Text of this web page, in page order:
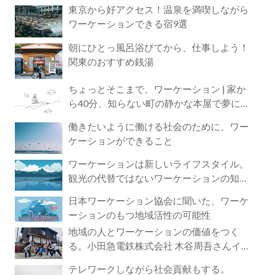
東京から好アクセス！温泉を満喫しながら
ワーケーションできる宿9選
朝にひとっ風呂浴びてから、仕事しよう！
関東のおすすめ銭湯
ちょっとそこまで、ワーケーション | 家か
ら40分、知らない町の静かな本屋で夢に近
働きたいように働ける社会のために、ワー
ケーションができること
ワーケーションは新しいライフスタイル。
観光の代替ではないワーケーションの知ら
日本ワーケーション協会に聞いた、ワーケ
ーションのもつ地域活性の可能性
地域の人とワーケーションの価値をつく
る。小田急電鉄株式会社 木谷周吾さんイン
テレワークしながら社会貢献もする。